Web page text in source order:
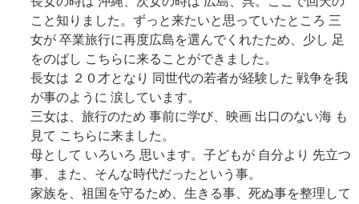
こと知りました。ずっと来たいと思っていたところ 三
女が 卒業旅行に再度広島を選んでくれたため、少し 足
をのばし こちらに来ることができました。
長女は ２０才となり 同世代の若者が経験した 戦争を我
が事のように 涙しています。
三女は、旅行のため 事前に学び、映画 出口のない海 も
見て こちらに来ました。
母として いろいろ 思います。子どもが 自分より 先立つ
事、また、そんな時代だったという事。
家族を、祖国を守るため、生きる事、死ぬ事を整理して